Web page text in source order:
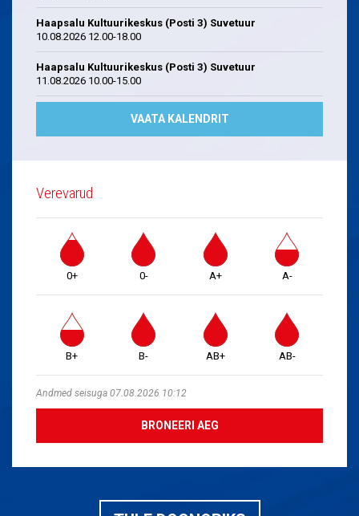
Haapsalu Kultuurikeskus (Posti 3) Suvetuur
10.08.2026 12.00-18.00
Haapsalu Kultuurikeskus (Posti 3) Suvetuur
11.08.2026 10.00-15.00
VAATA KALENDRIT
Verevarud
0+ 0- A+ A-
B+ B- AB+ AB-
Andmed seisuga 07.08.2026 10:12
BRONEERI AEG